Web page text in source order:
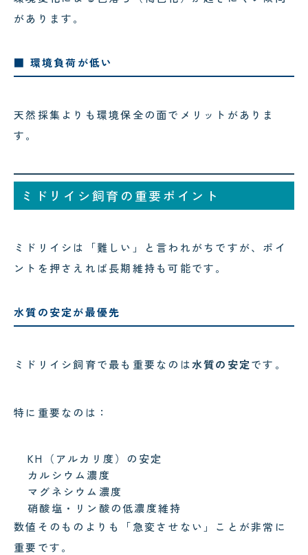
があります。
■ 環境負荷が低い
天然採集よりも環境保全の面でメリットがありま
す。
ミドリイシ飼育の重要ポイント
ミドリイシは「難しい」と言われがちですが、ポイ
ントを押さえれば長期維持も可能です。
水質の安定が最優先
ミドリイシ飼育で最も重要なのは水質の安定です。
特に重要なのは：
KH（アルカリ度）の安定
カルシウム濃度
マグネシウム濃度
硝酸塩・リン酸の低濃度維持
数値そのものよりも「急変させない」ことが非常に
重要です。